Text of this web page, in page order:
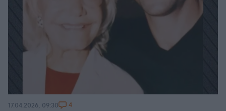
17.04.2026, 09:30 4